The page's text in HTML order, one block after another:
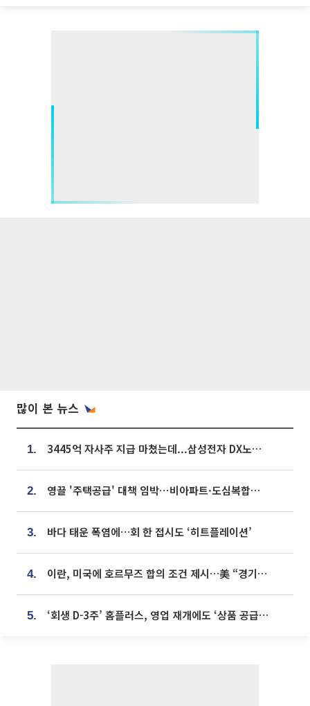
많이 본 뉴스
1. 3445억 자사주 지급 마쳤는데...삼성전자 DX노조, 뒤늦은 '떼쓰기 집회'
2. 영끌 '주택공급' 대책 임박⋯비아파트·도심복합까지 총동원
3. 바다 태운 폭염에…회 한 접시도 ‘히트플레이션’
4. 이란, 미국에 호르무즈 합의 조건 제시…美 “경기 아직 안 끝나” [종합]
5. ‘회생 D-3주’ 홈플러스, 영업 재개에도 ‘상품 공급망’ 복구가 생존 관건